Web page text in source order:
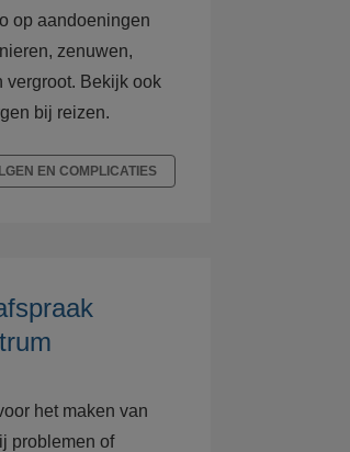
op aandoeningen
zenuwen,
vergroot. Bekijk ook
bij reizen.
EN COMPLICATIES
het maken van
problemen of